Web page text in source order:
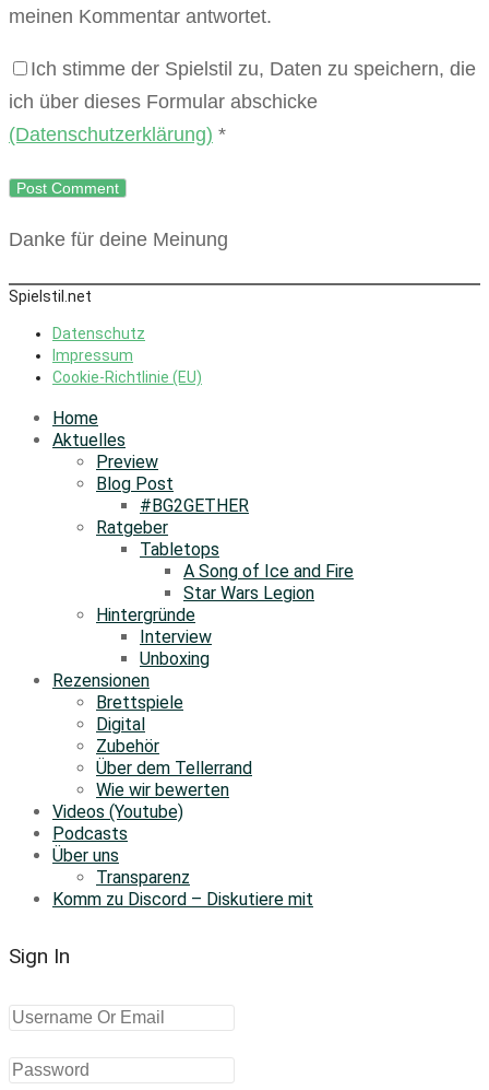
meinen Kommentar antwortet.
Ich stimme der Spielstil zu, Daten zu speichern, die
ich über dieses Formular abschicke
(Datenschutzerklärung) *
Danke für deine Meinung
Spielstil.net
Datenschutz
Impressum
Cookie-Richtlinie (EU)
Home
Aktuelles
Preview
Blog Post
#BG2GETHER
Ratgeber
Tabletops
A Song of Ice and Fire
Star Wars Legion
Hintergründe
Interview
Unboxing
Rezensionen
Brettspiele
Digital
Zubehör
Über dem Tellerrand
Wie wir bewerten
Videos (Youtube)
Podcasts
Über uns
Transparenz
Komm zu Discord – Diskutiere mit
Sign In